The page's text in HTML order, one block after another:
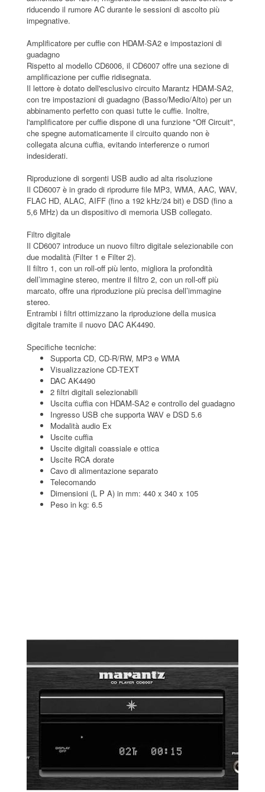
riducendo il rumore AC durante le sessioni di ascolto più
impegnative.
Amplificatore per cuffie con HDAM-SA2 e impostazioni di
guadagno
Rispetto al modello CD6006, il CD6007 offre una sezione di
amplificazione per cuffie ridisegnata.
Il lettore è dotato dell'esclusivo circuito Marantz HDAM-SA2,
con tre impostazioni di guadagno (Basso/Medio/Alto) per un
abbinamento perfetto con quasi tutte le cuffie. Inoltre,
l'amplificatore per cuffie dispone di una funzione "Off Circuit",
che spegne automaticamente il circuito quando non è
collegata alcuna cuffia, evitando interferenze o rumori
indesiderati.
Riproduzione di sorgenti USB audio ad alta risoluzione
Il CD6007 è in grado di riprodurre file MP3, WMA, AAC, WAV,
FLAC HD, ALAC, AIFF (fino a 192 kHz/24 bit) e DSD (fino a
5,6 MHz) da un dispositivo di memoria USB collegato.
Filtro digitale
Il CD6007 introduce un nuovo filtro digitale selezionabile con
due modalità (Filter 1 e Filter 2).
Il filtro 1, con un roll-off più lento, migliora la profondità
dell’immagine stereo, mentre il filtro 2, con un roll-off più
marcato, offre una riproduzione più precisa dell’immagine
stereo.
Entrambi i filtri ottimizzano la riproduzione della musica
digitale tramite il nuovo DAC AK4490.
Specifiche tecniche:
Supporta CD, CD-R/RW, MP3 e WMA
Visualizzazione CD-TEXT
DAC AK4490
2 filtri digitali selezionabili
Uscita cuffia con HDAM-SA2 e controllo del guadagno
Ingresso USB che supporta WAV e DSD 5.6
Modalità audio Ex
Uscite cuffia
Uscite digitali coassiale e ottica
Uscite RCA dorate
Cavo di alimentazione separato
Telecomando
Dimensioni (L P A) in mm: 440 x 340 x 105
Peso in kg: 6.5